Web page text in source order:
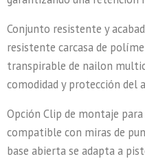
Conjunto resistente y
resistente carcasa de
transpirable de nailon
comodidad y protección del
Opción Clip de montaje
compatible con miras de
base abierta se adapta a